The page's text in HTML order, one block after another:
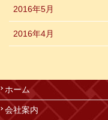
2016年5月
2016年4月
ホーム
会社案内